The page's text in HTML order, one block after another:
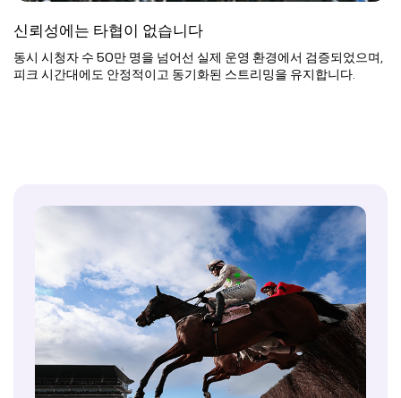
신뢰성에는 타협이 없습니다
동시 시청자 수 50만 명을 넘어선 실제 운영 환경에서 검증되었으며,
피크 시간대에도 안정적이고 동기화된 스트리밍을 유지합니다.